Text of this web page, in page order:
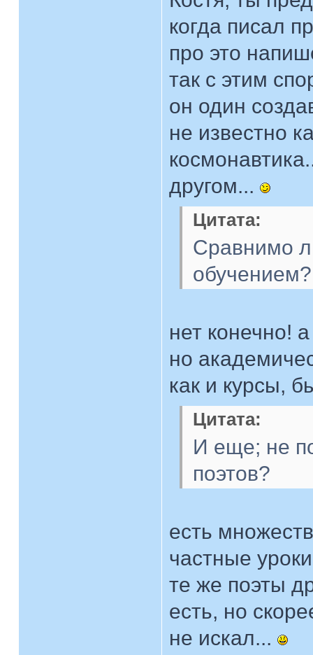
когда писал
про это
так с этим
он один
не известно
другом...
Цитата:
Сравнимо
обучением?
нет конечно!
но
как и курсы,
Цитата:
И еще; не
поэтов?
есть
частные
те же поэты
есть, но
не искал...